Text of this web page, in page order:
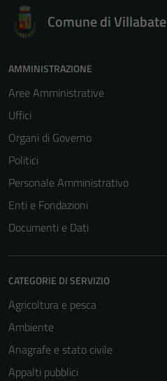
Comune di Villabate
AMMINISTRAZIONE
Aree Amministrative
Uffici
Organi di Governo
Politici
Personale Amministrativo
Enti e Fondazioni
Documenti e Dati
CATEGORIE DI SERVIZIO
Agricoltura e pesca
Ambiente
Anagrafe e stato civile
Appalti pubblici